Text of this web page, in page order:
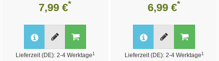
7,99 €*
Lieferzeit (DE): 2-4 Werktage 1
6,99 €*
Lieferzeit (DE): 2-4 Werktage 1